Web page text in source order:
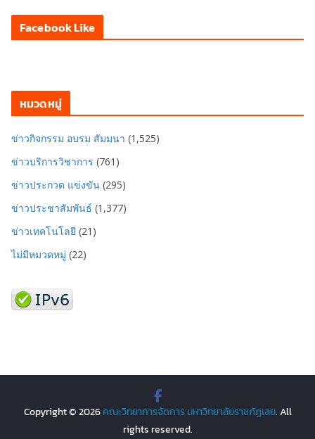
Facebook Like
หมวดหมู่
ข่าวกิจกรรม อบรม สัมมนา (1,525)
ข่าวบริการวิชาการ (761)
ข่าวประกวด แข่งขัน (295)
ข่าวประชาสัมพันธ์ (1,377)
ข่าวเทคโนโลยี (21)
ไม่มีหมวดหมู่ (22)
Copyright © 2026คณะวิทยาการจัดการ มหาวิทยาลัยราชภัฏเลย. All
rights reserved.